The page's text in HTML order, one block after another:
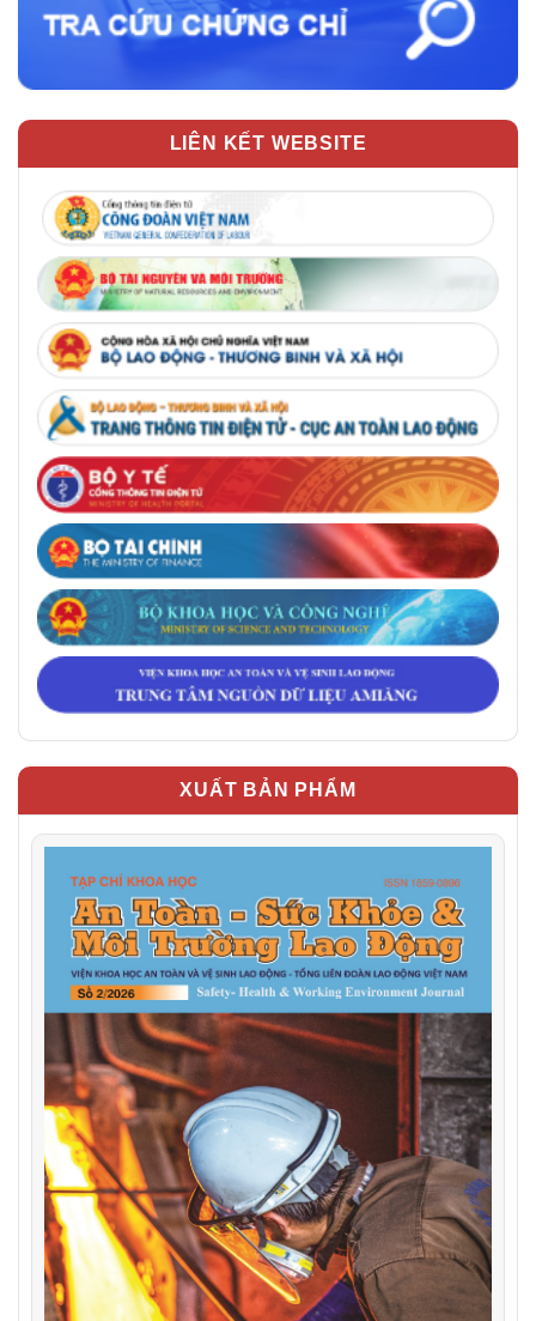
LIÊN KẾT WEBSITE
XUẤT BẢN PHẨM